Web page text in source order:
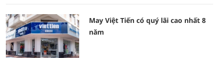
May Việt Tiến có quý lãi cao nhất 8
năm